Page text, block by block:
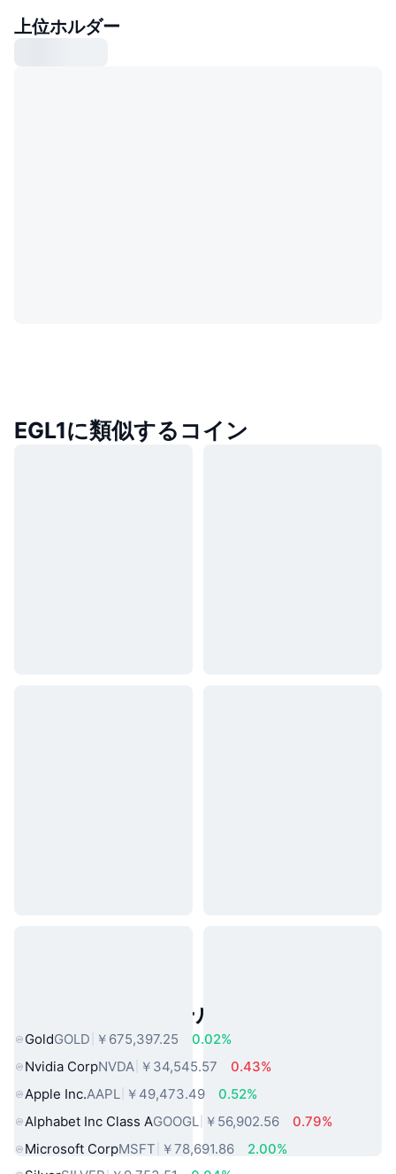
上位ホルダー
EGL1に類似するコイン
人気のリアルワールドアセット
GoldGOLD ￥675,397.25
0.02%
Nvidia CorpNVDA ￥34,545.57
0.43%
Apple Inc.AAPL ￥49,473.49
0.52%
Alphabet Inc Class AGOOGL ￥56,902.56
0.79%
Microsoft CorpMSFT ￥78,691.86
2.00%